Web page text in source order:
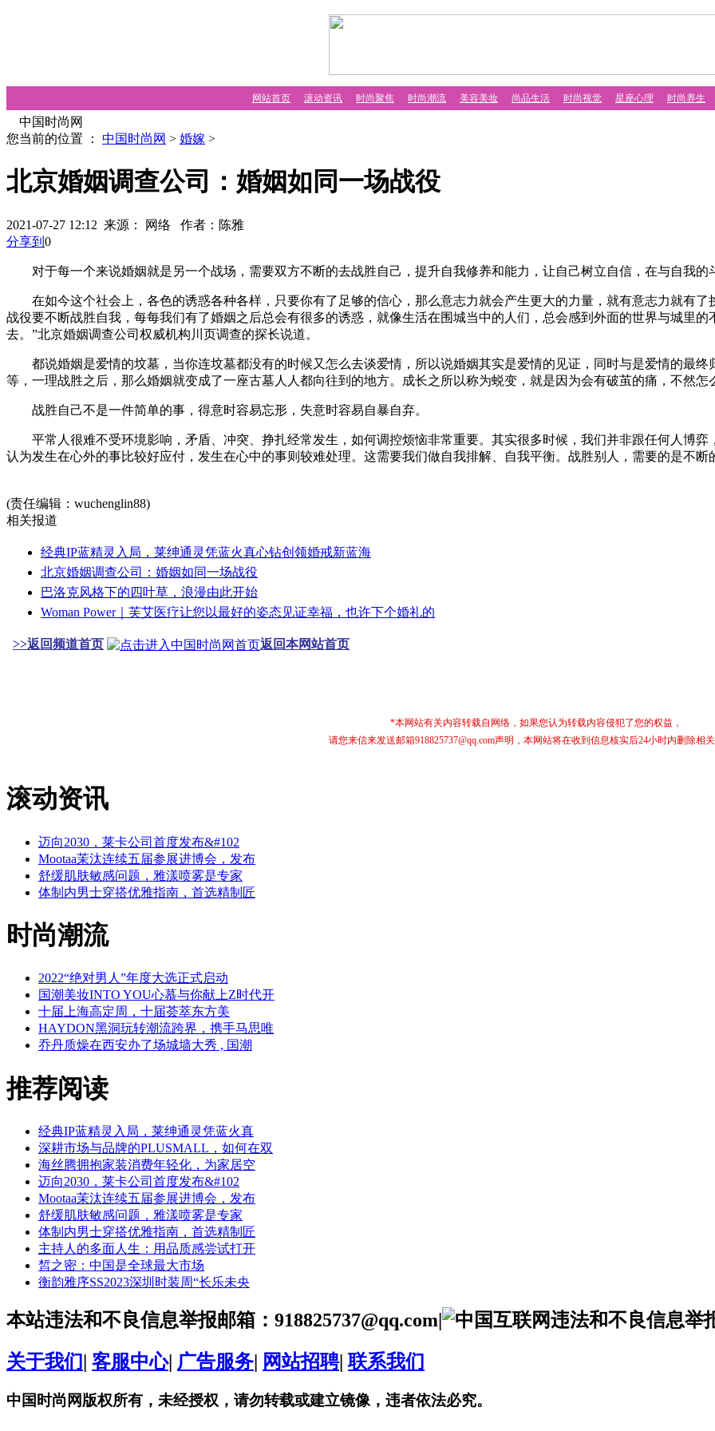
网站首页 滚动资讯 时尚聚焦 时尚潮流 美容美妆 尚品生活 时尚视觉 星座心理 时尚养生
中国时尚网
您当前的位置 ： 中国时尚网 > 婚嫁 >
北京婚姻调查公司：婚姻如同一场战役
2021-07-27 12:12 来源： 网络 作者：陈雅
分享到 0
对于每一个来说婚姻就是另一个战场，需要双方不断的去战胜自己，提升自我修养和能力，让自己树立自信，在与自我的
在如今这个社会上，各色的诱惑各种各样，只要你有了足够的信心，那么意志力就会产生更大的力量，就有意志力就有了
战役要不断战胜自我，每每我们有了婚姻之后总会有很多的诱惑，就像生活在围城当中的人们，总会感到外面的世界与城里
去。”北京婚姻调查公司权威机构川页调查的探长说道。
都说婚姻是爱情的坟墓，当你连坟墓都没有的时候又怎么去谈爱情，所以说婚姻其实是爱情的见证，同时与是爱情的最终
等，一理战胜之后，那么婚姻就变成了一座古墓人人都向往到的地方。成长之所以称为蜕变，就是因为会有破茧的痛，不然怎
战胜自己不是一件简单的事，得意时容易忘形，失意时容易自暴自弃。
平常人很难不受环境影响，矛盾、冲突、挣扎经常发生，如何调控烦恼非常重要。其实很多时候，我们并非跟任何人博弈
认为发生在心外的事比较好应付，发生在心中的事则较难处理。这需要我们做自我排解、自我平衡。战胜别人，需要的是不
(责任编辑：wuchenglin88)
相关报道
经典IP蓝精灵入局，莱绅通灵凭蓝火真心钻创领婚戒新蓝海
北京婚姻调查公司：婚姻如同一场战役
巴洛克风格下的四叶草，浪漫由此开始
Woman Power｜芙艾医疗让您以最好的姿态见证幸福，也许下个婚礼的
>>返回频道首页 返回本网站首页
*本网站有关内容转载自网络，如果您认为转载内容侵犯了您的权益，
请您来信来发送邮箱918825737@qq.com声明，本网站将在收到信息核实后24小时内删除相
滚动资讯
迈向2030，莱卡公司首度发布&#102
Mootaa茉汰连续五届参展进博会，发布
舒缓肌肤敏感问题，雅漾喷雾是专家
体制内男士穿搭优雅指南，首选精制匠
时尚潮流
2022“绝对男人”年度大选正式启动
国潮美妆INTO YOU心慕与你献上Z时代开
十届上海高定周，十届荟萃东方美
HAYDON黑洞玩转潮流跨界，携手马思唯
乔丹质燥在西安办了场城墙大秀 , 国潮
推荐阅读
经典IP蓝精灵入局，莱绅通灵凭蓝火真
深耕市场与品牌的PLUSMALL，如何在双
海丝腾拥抱家装消费年轻化，为家居空
迈向2030，莱卡公司首度发布&#102
Mootaa茉汰连续五届参展进博会，发布
舒缓肌肤敏感问题，雅漾喷雾是专家
体制内男士穿搭优雅指南，首选精制匠
主持人的多面人生：用品质感尝试打开
皙之密：中国是全球最大市场
衡韵雅序SS2023深圳时装周“长乐未央
本站违法和不良信息举报邮箱：918825737@qq.com|
关于我们 客服中心| 广告服务 网站招聘|联系我们
中国时尚网版权所有，未经授权，请勿转载或建立镜像，违者依法必究。